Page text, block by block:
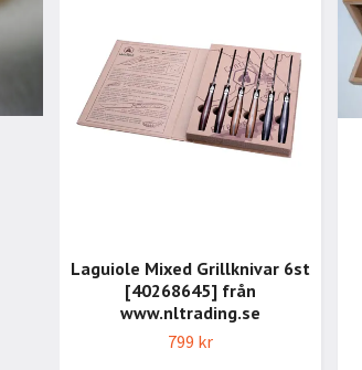
Laguiole Mixed Grillknivar 6st
[40268645] från
www.nltrading.se
799 kr